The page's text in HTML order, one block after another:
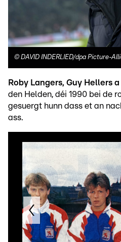
© DAVID INDERLIED/dpa Picture-
Roby Langers, Guy Hellers
den Helden, déi 1990 bei de
gesuergt hunn dass et an
ass.